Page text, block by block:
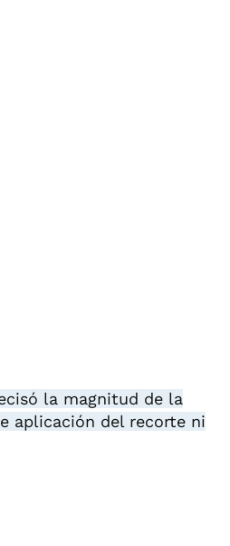
la magnitud de la
aplicación del recorte ni